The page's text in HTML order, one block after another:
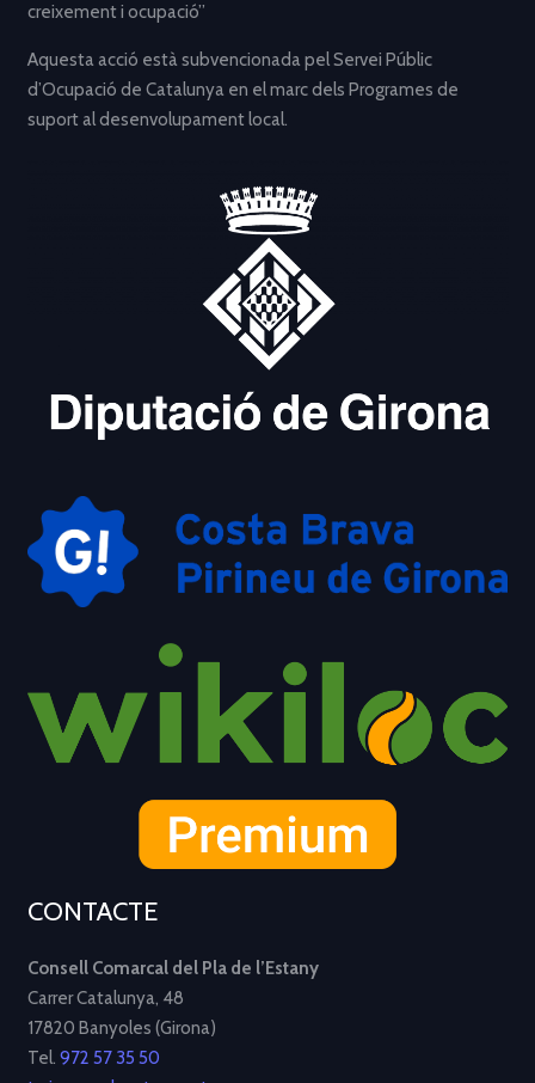
creixement i ocupació”
Aquesta acció està subvencionada pel Servei Públic
d’Ocupació de Catalunya en el marc dels Programes de
suport al desenvolupament local.
CONTACTE
Consell Comarcal del Pla de l’Estany
Carrer Catalunya, 48
17820 Banyoles (Girona)
Tel. 972 57 35 50